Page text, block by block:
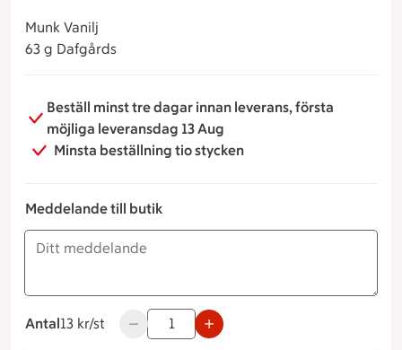
Munk Vanilj
63 g Dafgårds
Beställ minst tre dagar innan leverans, första
möjliga leveransdag 13 Aug
Minsta beställning tio stycken
Meddelande till butik
Antal
13 kronor styck
13 kr/st Använd knapparna för att minska eller